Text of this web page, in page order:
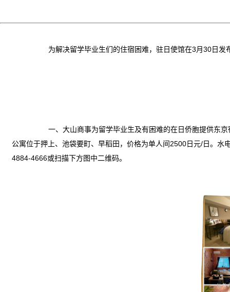
为解决留学毕业生们的住宿困难， 驻日使馆在3月30日发
一、大山商事为留学毕业生及有困难的在日侨胞提供东京
公寓位于押上、池袋要町、早稻田，价格为单人间2500日元/日。
4884-4666或扫描下方图中二维码。